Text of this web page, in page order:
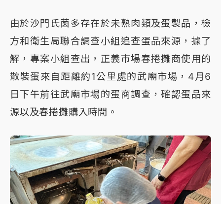
由於沙門氏菌多存在於未熟肉類及蛋製品，檢
方和衛生局聯合調查小組追查蛋品來源，據了
解，專案小組查出，正義市場春捲攤商使用的
散裝蛋來自距離約1公里處的武廟市場，4月6
日下午前往武廟市場的蛋商調查，確認蛋品來
源以及春捲攤購入時間。